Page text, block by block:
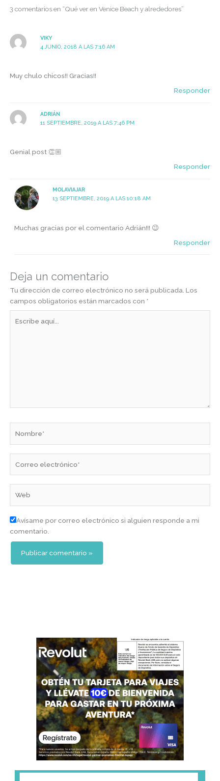
3 comentarios en “Qué ver en Venice Beach y alrededores”
VIKY
4 JUNIO, 2018 A LAS 7:16 AM
Muy chulo chicos!! Gracias!!
Responder
ADRIÁN
11 SEPTIEMBRE, 2019 A LAS 7:46 PM
Genial post 👏🏼
Responder
MOLAVIAJAR
13 SEPTIEMBRE, 2019 A LAS 10:18 AM
Muchas gracias por el comentario Adrián!!! 😉
Responder
Deja un comentario
Tu dirección de correo electrónico no será publicada. Los
campos obligatorios están marcados con *
aquí...
electrónico*
Avísame por correo electrónico si alguien responde a mi
comentario.